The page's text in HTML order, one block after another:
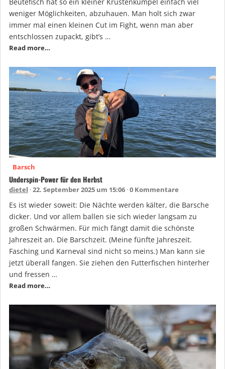
weniger Möglichkeiten, abzuhauen. Man holt sich zwar
immer mal einen kleinen Cut im Fight, wenn man aber
entschlossen zupackt, gibt’s …
Read more…
Barsch
Underspin-Power für den Herbst
dietel 22. September 2025 um 15:06 0 Kommentare
Es ist wieder soweit: Die Nächte werden kälter, die Barsche
dicker. Und vor allem ballen sie sich wieder langsam zu
großen Schwärmen. Für mich fängt damit die schönste
Jahreszeit an. Die Barschzeit. (Meine fünfte Jahreszeit.
Fasching und Karneval sind nicht so meins.) Man kann sie
jetzt überall fangen. Sie ziehen den Futterfischen hinterher
und fressen …
Read more…